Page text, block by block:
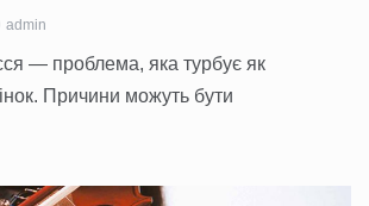
admin
— проблема, яка турбує як
Причини можуть бути